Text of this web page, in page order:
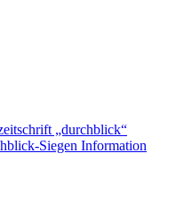
„durchblick“
Siegen Information